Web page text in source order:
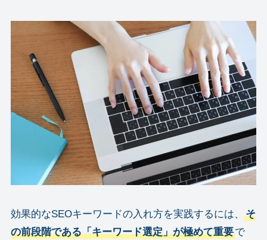
効果的なSEOキーワードの入れ方を実践するには、
そ
の前段階である「キーワード選定」が極めて重要で